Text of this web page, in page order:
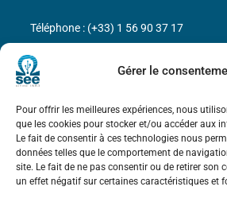
Gérer le
Pour offrir les meilleures expériences, nous
que les cookies pour stocker et/ou accéder aux
Le fait de consentir à ces technologies nous
données telles que le comportement de
site. Le fait de ne pas consentir ou de retirer son
un effet négatif sur certaines caractéristiques et
Bicentenaire des
Marie Ampère
Mentions légales
Téléphone : (+33) 1 56 90 37 17
N° de SIREN : 785 393 232, Code APE :
communautaire : FR44 785 393 232